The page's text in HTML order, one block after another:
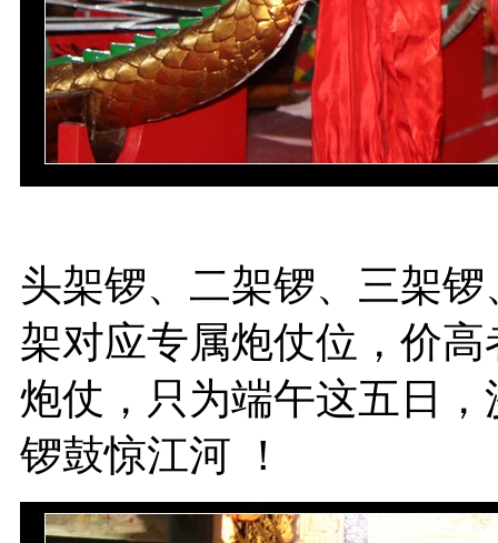
头架锣、二架锣、三架
架对应专属炮仗位，价
炮仗，只为端午这五日
锣鼓惊江河 ！